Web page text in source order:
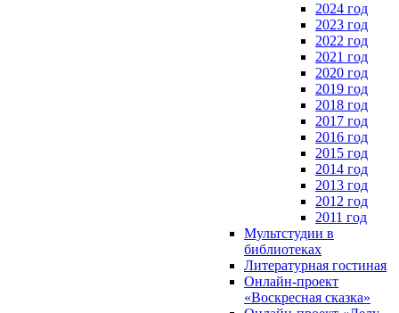
2024 год
2023 год
2022 год
2021 год
2020 год
2019 год
2018 год
2017 год
2016 год
2015 год
2014 год
2013 год
2012 год
2011 год
Мультстудии в
библиотеках
Литературная гостиная
Онлайн-проект
«Воскресная сказка»